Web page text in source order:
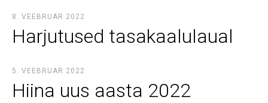
8. VEEBRUAR 2022
Harjutused tasakaalulaual
5. VEEBRUAR 2022
Hiina uus aasta 2022